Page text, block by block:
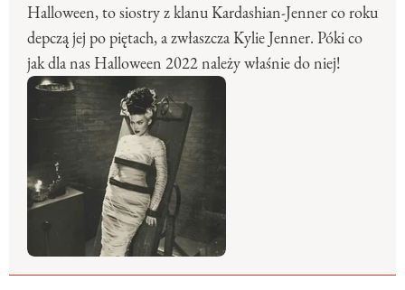
Halloween, to siostry z klanu Kardashian-Jenner co roku
depczą jej po piętach, a zwłaszcza Kylie Jenner. Póki co
jak dla nas Halloween 2022 należy właśnie do niej!